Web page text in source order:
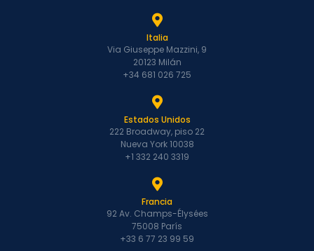
Italia
Via Giuseppe Mazzini, 9
20123 Milán
+34 681 026 725
Estados Unidos
222 Broadway, piso 22
Nueva York 10038
+1 332 240 3319
Francia
92 Av. Champs-Élysées
75008 París
+33 6 77 23 99 59